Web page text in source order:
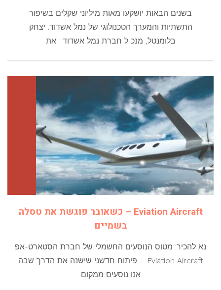
בשנים הבאות יושקעו מאות מיליוני שקלים בשיפור
התשתיות והמערך הטכנולוגי של נמל אשדוד. יצחק
בלומנטל, מנכ"ל חברת נמל אשדוד: "את
Eviation Aircraft – כשאובר פוגשת את טסלה
בשמיים
נא להכיר: מטוס הנוסעים החשמלי של חברת הסטארט-אפ
Eviation Aircraft – פיתוח חדשני שישנה את הדרך שבה
אנו נוסעים ממקום